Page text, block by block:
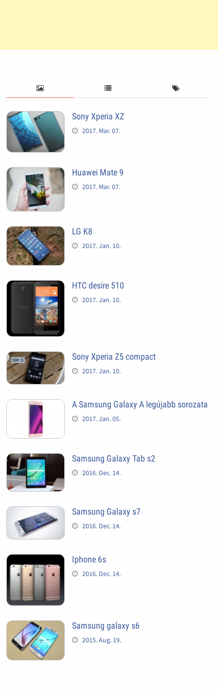
Sony Xperia XZ
2017. Mar. 07.
Huawei Mate 9
2017. Mar. 07.
LG K8
2017. Jan. 10.
HTC desire 510
2017. Jan. 10.
Sony Xperia Z5 compact
2017. Jan. 10.
A Samsung Galaxy A legújabb sorozata
2017. Jan. 05.
Samsung Galaxy Tab s2
2016. Dec. 14.
Samsung Galaxy s7
2016. Dec. 14.
Iphone 6s
2016. Dec. 14.
Samsung galaxy s6
2015. Aug. 19.